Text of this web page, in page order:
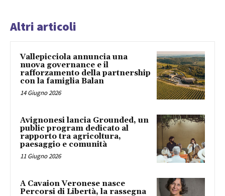
Altri articoli
Vallepicciola annuncia una
nuova governance e il
rafforzamento della partnership
con la famiglia Balan
14 Giugno 2026
Avignonesi lancia Grounded, un
public program dedicato al
rapporto tra agricoltura,
paesaggio e comunità
11 Giugno 2026
A Cavaion Veronese nasce
Percorsi di Libertà, la rassegna